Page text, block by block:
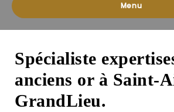
Menu
Spécialiste
anciens or à Saint-
GrandLieu.